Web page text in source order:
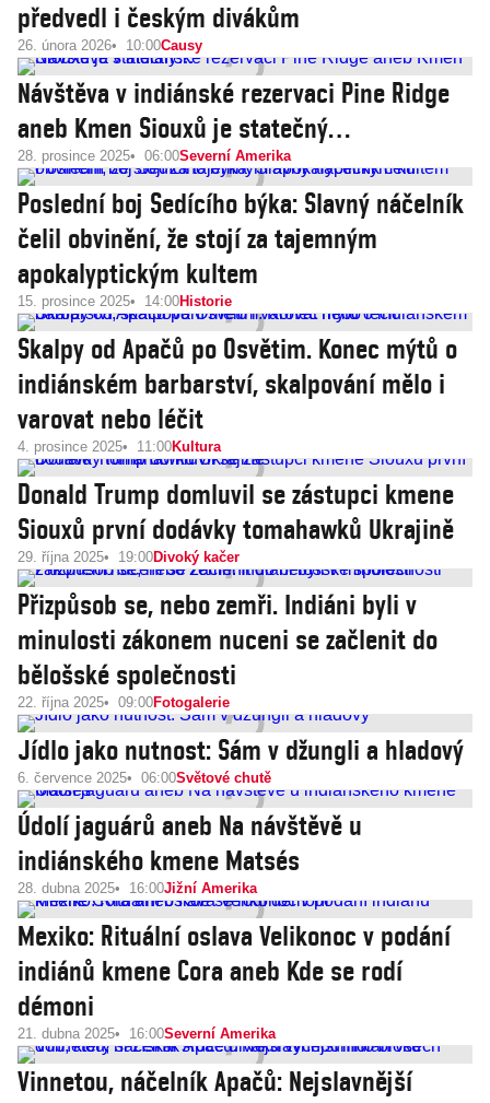
předvedl i českým divákům
26. února 2026 10:00Causy
Návštěva v indiánské rezervaci Pine Ridge
aneb Kmen Siouxů je statečný…
28. prosince 2025 06:00Severní Amerika
Poslední boj Sedícího býka: Slavný náčelník
čelil obvinění, že stojí za tajemným
apokalyptickým kultem
15. prosince 2025 14:00Historie
Skalpy od Apačů po Osvětim. Konec mýtů o
indiánském barbarství, skalpování mělo i
varovat nebo léčit
4. prosince 2025 11:00Kultura
Donald Trump domluvil se zástupci kmene
Siouxů první dodávky tomahawků Ukrajině
29. října 2025 19:00Divoký kačer
Přizpůsob se, nebo zemři. Indiáni byli v
minulosti zákonem nuceni se začlenit do
bělošské společnosti
22. října 2025 09:00Fotogalerie
Jídlo jako nutnost: Sám v džungli a hladový
6. července 2025 06:00Světové chutě
Údolí jaguárů aneb Na návštěvě u
indiánského kmene Matsés
28. dubna 2025 16:00Jižní Amerika
Mexiko: Rituální oslava Velikonoc v podání
indiánů kmene Cora aneb Kde se rodí
démoni
21. dubna 2025 16:00Severní Amerika
Vinnetou, náčelník Apačů: Nejslavnější